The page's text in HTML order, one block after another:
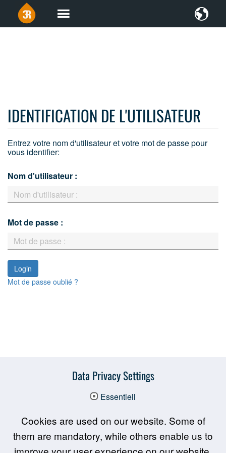
IDENTIFICATION DE L'UTILISATEUR
Entrez votre nom d'utilisateur et votre mot de passe pour
vous identifier:
Nom d'utilisateur :
Mot de passe :
Mot de passe oublié ?
Data Privacy Settings
Essentiell
Cookies are used on our website. Some of
them are mandatory, while others enable us to
Las interactive en bref
Promotion & partenaires